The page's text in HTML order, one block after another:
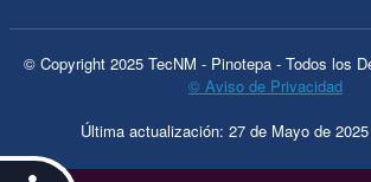
© Copyright 2025 TecNM - Pinotepa - Todos los
© Aviso de Privacidad
Última actualización: 27 de Mayo de